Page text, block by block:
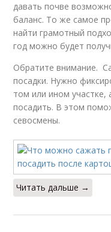
давать почве
баланс. То же самое
найти грамотный
год можно будет
Обратите внимание.
посадки. Нужно
том или ином участке,
посадить. В этом
севосмены.
Читать дальше →